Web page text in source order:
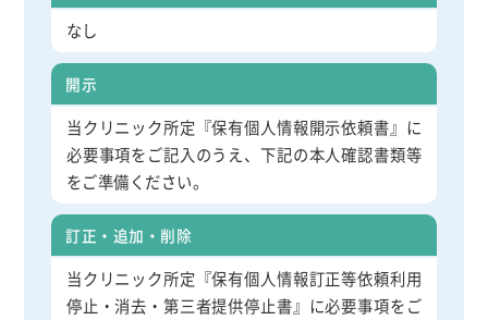
なし
開示
当クリニック所定『保有個人情報開示依頼書』に
必要事項をご記入のうえ、下記の本人確認書類等
をご準備ください。
訂正・追加・削除
当クリニック所定『保有個人情報訂正等依頼利用
停止・消去・第三者提供停止書』に必要事項をご